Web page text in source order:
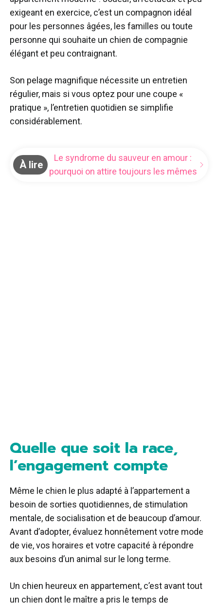
exigeant en exercice, c’est un compagnon idéal
pour les personnes âgées, les familles ou toute
personne qui souhaite un chien de compagnie
élégant et peu contraignant.
Son pelage magnifique nécessite un entretien
régulier, mais si vous optez pour une coupe «
pratique », l’entretien quotidien se simplifie
considérablement.
À lire
Le syndrome du sauveur en amour :
pourquoi on attire toujours les mêmes
Quelle que soit la race,
l’engagement compte
Même le chien le plus adapté à l’appartement a
besoin de sorties quotidiennes, de stimulation
mentale, de socialisation et de beaucoup d’amour.
Avant d’adopter, évaluez honnêtement votre mode
de vie, vos horaires et votre capacité à répondre
aux besoins d’un animal sur le long terme.
Un chien heureux en appartement, c’est avant tout
un chien dont le maître a pris le temps de